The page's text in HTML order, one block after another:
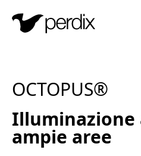
OCTOPUS®
Illuminazione
ampie aree